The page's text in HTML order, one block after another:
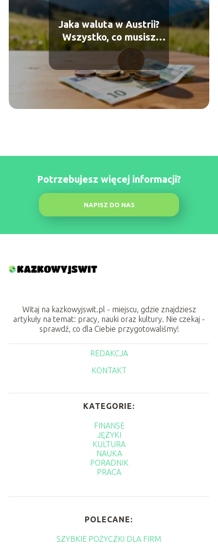
Jaka waluta w Austrii?
Wszystko, co musisz
wiedzieć
Potrzebujesz więcej informacji?
NAPISZ DO NAS
Witaj na kazkowyjswit.pl - miejscu, gdzie znajdziesz
artykuły na temat: pracy, nauki oraz kultury. Nie czekaj -
sprawdź, co dla Ciebie przygotowaliśmy!
REDAKCJA
KONTAKT
KATEGORIE:
FINANSE
JĘZYKI
KULTURA
NAUKA
PORADNIK
PRACA
POLECANE:
SZYBKIE POŻYCZKI DLA FIRM